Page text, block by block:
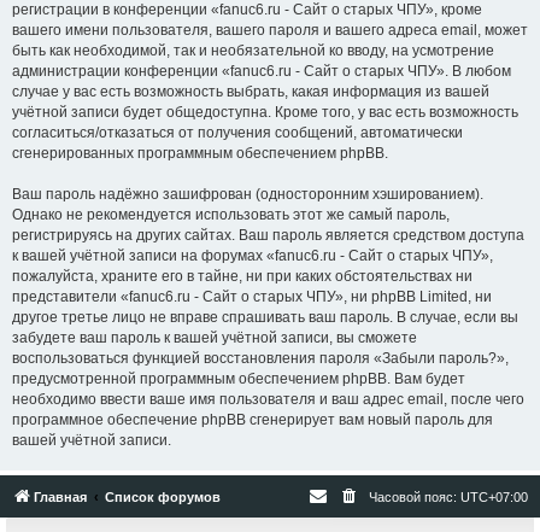
регистрации в конференции «fanuc6.ru - Сайт о старых ЧПУ», кроме
вашего имени пользователя, вашего пароля и вашего адреса email, может
быть как необходимой, так и необязательной ко вводу, на усмотрение
администрации конференции «fanuc6.ru - Сайт о старых ЧПУ». В любом
случае у вас есть возможность выбрать, какая информация из вашей
учётной записи будет общедоступна. Кроме того, у вас есть возможность
согласиться/отказаться от получения сообщений, автоматически
сгенерированных программным обеспечением phpBB.
Ваш пароль надёжно зашифрован (односторонним хэшированием).
Однако не рекомендуется использовать этот же самый пароль,
регистрируясь на других сайтах. Ваш пароль является средством доступа
к вашей учётной записи на форумах «fanuc6.ru - Сайт о старых ЧПУ»,
пожалуйста, храните его в тайне, ни при каких обстоятельствах ни
представители «fanuc6.ru - Сайт о старых ЧПУ», ни phpBB Limited, ни
другое третье лицо не вправе спрашивать ваш пароль. В случае, если вы
забудете ваш пароль к вашей учётной записи, вы сможете
воспользоваться функцией восстановления пароля «Забыли пароль?»,
предусмотренной программным обеспечением phpBB. Вам будет
необходимо ввести ваше имя пользователя и ваш адрес email, после чего
программное обеспечение phpBB сгенерирует вам новый пароль для
вашей учётной записи.
Главная Список форумов Часовой пояс: UTC+07:00